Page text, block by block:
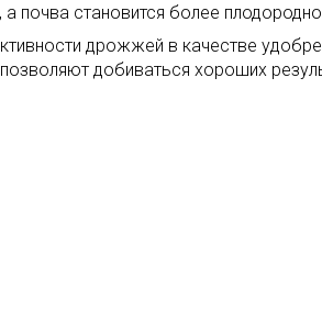
а почва становится более
дрожжей в качестве
добиваться хороших